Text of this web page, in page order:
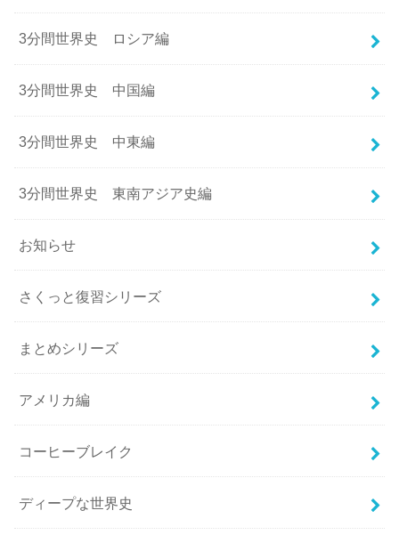
3分間世界史 ロシア編
3分間世界史 中国編
3分間世界史 中東編
3分間世界史 東南アジア史編
お知らせ
さくっと復習シリーズ
まとめシリーズ
アメリカ編
コーヒーブレイク
ディープな世界史